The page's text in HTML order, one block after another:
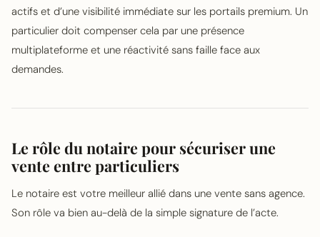
actifs et d’une visibilité immédiate sur les portails premium. Un
particulier doit compenser cela par une présence
multiplateforme et une réactivité sans faille face aux
demandes.
Le rôle du notaire pour sécuriser une
vente entre particuliers
Le notaire est votre meilleur allié dans une vente sans agence.
Son rôle va bien au-delà de la simple signature de l’acte.